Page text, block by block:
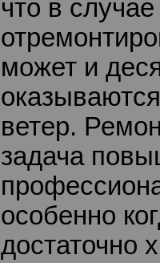
что в
может и
ветер.
задача
особенно
достаточно